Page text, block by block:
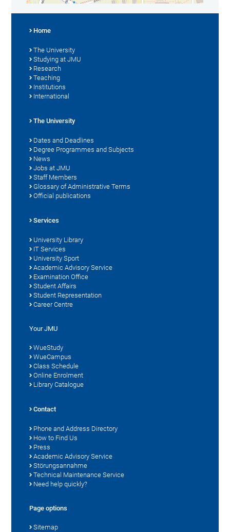
Home
The University
Studying at JMU
Research
Teaching
Institutions
International
The University
Dates and Deadlines
Degree Programmes and Subjects
News
Jobs at JMU
Staff Members
Glossary of Administrative Terms
Official publications
Services
University Library
IT Services
University Sport
Academic Advisory Service
Examination Office
Student Affairs
Student Representation
Career Centre
Your JMU
WueStudy
WueCampus
Class Schedule
Online Enrolment
Library Catalogue
Contact
Phone and Address Directory
How to Find Us
Press
Academic Advisory Service
Störungsannahme
Technical Maintenance Service
Need help quickly?
Page options
Sitemap